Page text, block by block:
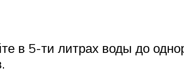
в 5-ти литрах воды до